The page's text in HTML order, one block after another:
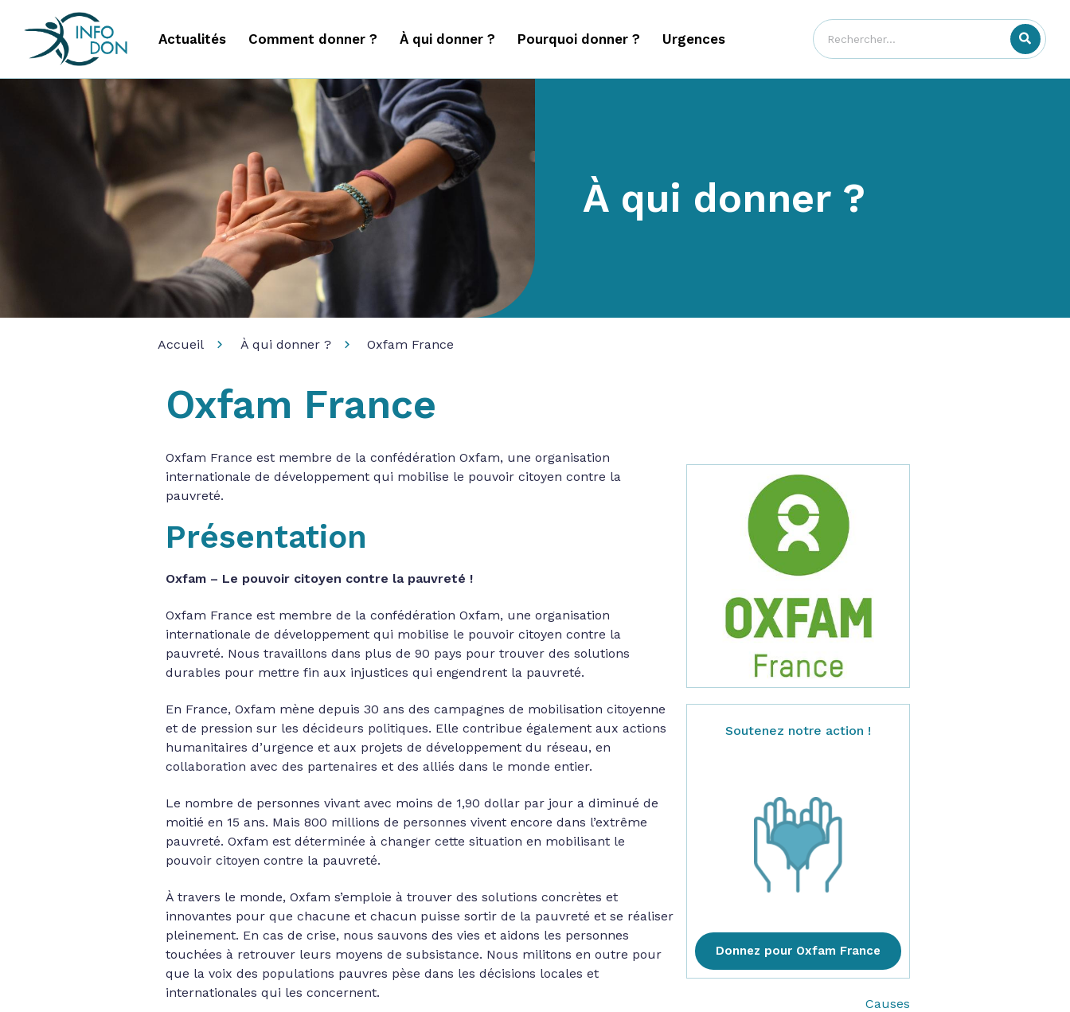
Actualités Comment donner ? À qui donner ? Pourquoi donner ? Urgences
À qui donner ?
Accueil À qui donner ? Oxfam France
Oxfam France
Oxfam France est membre de la confédération Oxfam, une organisation
internationale de développement qui mobilise le pouvoir citoyen contre la
pauvreté.
Présentation
Oxfam – Le pouvoir citoyen contre la pauvreté !
Oxfam France est membre de la confédération Oxfam, une organisation
internationale de développement qui mobilise le pouvoir citoyen contre la
pauvreté. Nous travaillons dans plus de 90 pays pour trouver des solutions
durables pour mettre fin aux injustices qui engendrent la pauvreté.
En France, Oxfam mène depuis 30 ans des campagnes de mobilisation citoyenne
et de pression sur les décideurs politiques. Elle contribue également aux actions
humanitaires d’urgence et aux projets de développement du réseau, en
collaboration avec des partenaires et des alliés dans le monde entier.
Le nombre de personnes vivant avec moins de 1,90 dollar par jour a diminué de
moitié en 15 ans. Mais 800 millions de personnes vivent encore dans l’extrême
pauvreté. Oxfam est déterminée à changer cette situation en mobilisant le
pouvoir citoyen contre la pauvreté.
À travers le monde, Oxfam s’emploie à trouver des solutions concrètes et
innovantes pour que chacune et chacun puisse sortir de la pauvreté et se réaliser
pleinement. En cas de crise, nous sauvons des vies et aidons les personnes
touchées à retrouver leurs moyens de subsistance. Nous militons en outre pour
que la voix des populations pauvres pèse dans les décisions locales et
internationales qui les concernent.
Soutenez notre action !
Donnez pour Oxfam France
Causes